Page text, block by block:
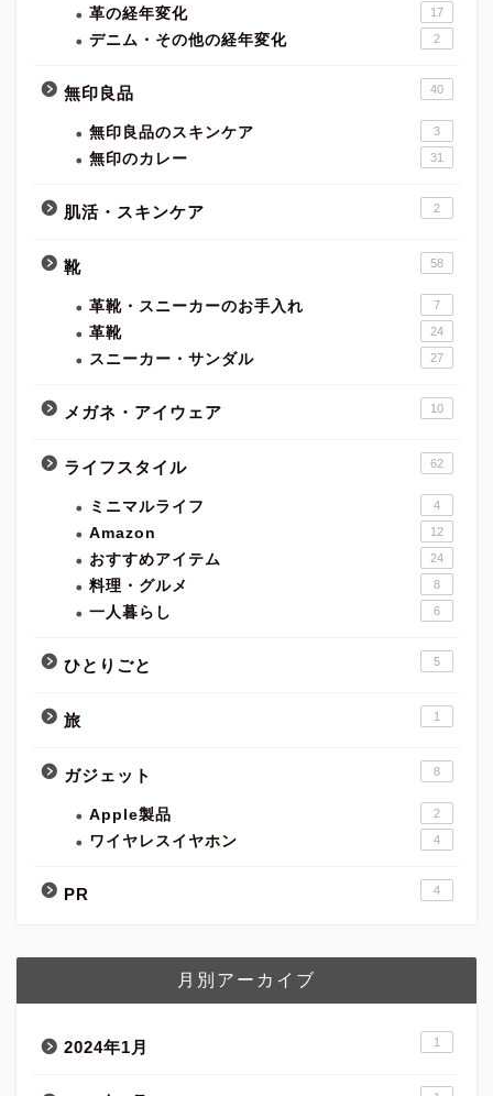
革の経年変化 17
デニム・その他の経年変化 2
無印良品 40
無印良品のスキンケア 3
無印のカレー 31
肌活・スキンケア 2
靴 58
革靴・スニーカーのお手入れ 7
革靴 24
スニーカー・サンダル 27
メガネ・アイウェア 10
ライフスタイル 62
ミニマルライフ 4
Amazon 12
おすすめアイテム 24
料理・グルメ 8
一人暮らし 6
ひとりごと 5
旅 1
ガジェット 8
Apple製品 2
ワイヤレスイヤホン 4
PR 4
月別アーカイブ
2024年1月 1